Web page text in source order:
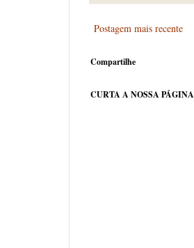
Postagem mais recente
Compartilhe
CURTA A NOSSA PÁGINA